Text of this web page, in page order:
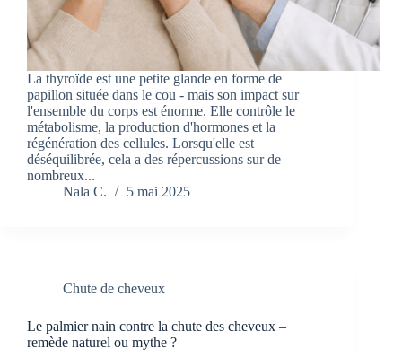
La thyroïde est une petite glande en forme de
papillon située dans le cou - mais son impact sur
l'ensemble du corps est énorme. Elle contrôle le
métabolisme, la production d'hormones et la
régénération des cellules. Lorsqu'elle est
déséquilibrée, cela a des répercussions sur de
nombreux...
Nala C.
5 mai 2025
Chute de cheveux
Le palmier nain contre la chute des cheveux –
remède naturel ou mythe ?